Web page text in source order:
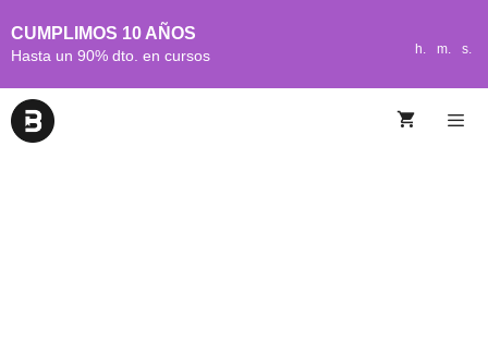
CUMPLIMOS 10 AÑOS
Hasta un 90% dto. en cursos h. m. s.